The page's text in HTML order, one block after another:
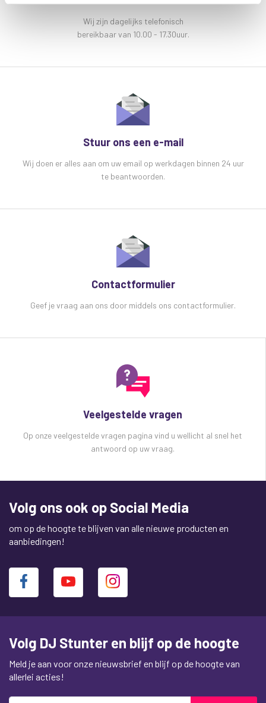
Wij zijn dagelijks telefonisch
bereikbaar van 10.00 - 17.30uur.
Stuur ons een e-mail
Wij doen er alles aan om uw email op werkdagen binnen 24 uur
te beantwoorden.
Contactformulier
Geef je vraag aan ons door middels ons contactformulier.
Veelgestelde vragen
Op onze veelgestelde vragen pagina vind u wellicht al snel het
antwoord op uw vraag.
Volg ons ook op Social Media
om op de hoogte te blijven van alle nieuwe producten en
aanbiedingen!
Volg DJ Stunter en blijf op de hoogte
Meld je aan voor onze nieuwsbrief en blijf op de hoogte van
allerlei acties!